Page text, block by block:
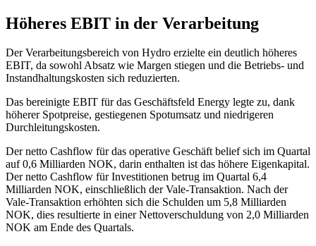
Höheres EBIT in der Verarbeitung
Der Verarbeitungsbereich von Hydro erzielte ein deutlich höheres
EBIT, da sowohl Absatz wie Margen stiegen und die Betriebs- und
Instandhaltungskosten sich reduzierten.
Das bereinigte EBIT für das Geschäftsfeld Energy legte zu, dank
höherer Spotpreise, gestiegenen Spotumsatz und niedrigeren
Durchleitungskosten.
Der netto Cashflow für das operative Geschäft belief sich im Quartal
auf 0,6 Milliarden NOK, darin enthalten ist das höhere Eigenkapital.
Der netto Cashflow für Investitionen betrug im Quartal 6,4
Milliarden NOK, einschließlich der Vale-Transaktion. Nach der
Vale-Transaktion erhöhten sich die Schulden um 5,8 Milliarden
NOK, dies resultierte in einer Nettoverschuldung von 2,0 Milliarden
NOK am Ende des Quartals.